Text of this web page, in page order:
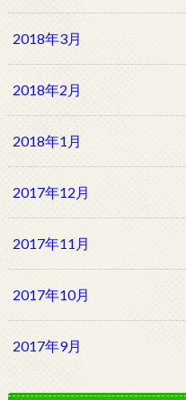
2018年3月
2018年2月
2018年1月
2017年12月
2017年11月
2017年10月
2017年9月